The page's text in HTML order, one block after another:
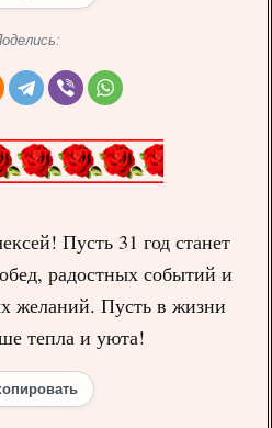
Пусть 31 год станет
радостных событий и
желаний. Пусть в жизни
тепла и уюта!